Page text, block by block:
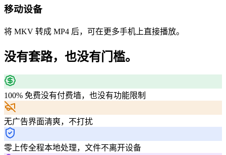
移动设备
将 MKV 转成 MP4 后，可在更多手机上直接播放。
没有套路，也没有门槛。
100% 免费没有付费墙，也没有功能限制
无广告界面清爽，不打扰
零上传全程本地处理，文件不离开设备